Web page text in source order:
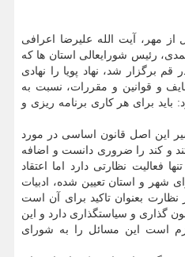
مهر، آیت الله علیرضا اعرافی
رئیس شورایعالی استان ها که
برگزار شد، نهاد پویا را نهادی
و قوانین و مقررات، نسبت به
باید برای هر کاری برنامه ریزی و
این اصل قانون اساسی در مورد
و کند را ضروری دانست و اضافه
فعالیت نظارتی دارد اما اعتقاد
شهر و استان تعیین شده، ادبیات
بعنوان تاکید برای آن است
گذاری و سیاستگذاری دارد و این
است این مسائل را به شورای